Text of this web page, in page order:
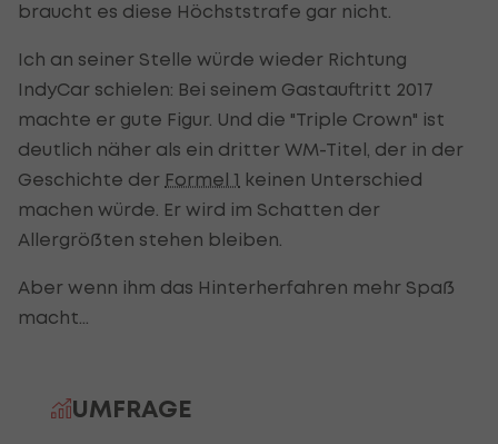
braucht es diese Höchststrafe gar nicht.
Ich an seiner Stelle würde wieder Richtung
IndyCar schielen: Bei seinem Gastauftritt 2017
machte er gute Figur. Und die "Triple Crown" ist
deutlich näher als ein dritter WM-Titel, der in der
Geschichte der Formel 1 keinen Unterschied
machen würde. Er wird im Schatten der
Allergrößten stehen bleiben.
Aber wenn ihm das Hinterherfahren mehr Spaß
macht...